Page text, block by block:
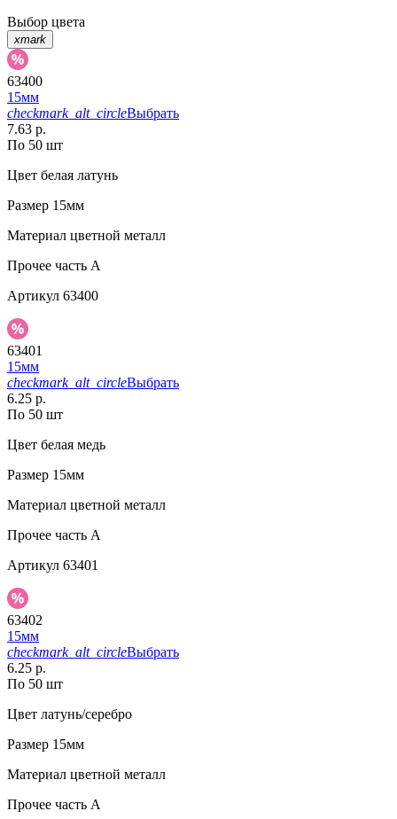
Выбор цвета
xmark
63400
15мм
checkmark_alt_circleВыбрать
7.63 р.
По 50 шт
Цвет белая латунь
Размер 15мм
Материал цветной металл
Прочее часть A
Артикул 63400
63401
15мм
checkmark_alt_circleВыбрать
6.25 р.
По 50 шт
Цвет белая медь
Размер 15мм
Материал цветной металл
Прочее часть A
Артикул 63401
63402
15мм
checkmark_alt_circleВыбрать
6.25 р.
По 50 шт
Цвет латунь/серебро
Размер 15мм
Материал цветной металл
Прочее часть A